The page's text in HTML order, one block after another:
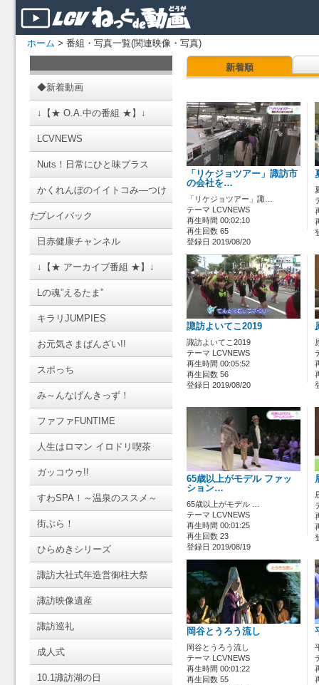
ホーム > 番組・写真一覧(関連映像・写真)
◆新着動画
↓【★ O.A.中の番組 ★】↓
LCVNEWS
Nuts！日常にひと味プラス
かくれんぼのイイトコみ―つけ
たプレイバック
日赤健康チャンネル
↓【★ アーカイブ番組 ★】↓
Lの魂”えるたま”
キラリJUMPIES
お元気さまばんざい!!
スポっち
み～んなげんきっず！
ファファFUNTIME
人生はロマン イロドリ喫茶
ガッコウゥ!!
すわSPA！～温泉のススメ～
街ぶら！
ひらめきシリーズ
諏訪大社式年造営御柱大祭
諏訪映像遺産
諏訪巡礼
成人式
10.1諏訪湖の日
新着順
「リケジョツアー」諏訪市
の会社を…
「リケジョツアー」諏…
テーマ LCVNEWS
再生時間 00:02:10
再生回数 65
登録日 2019/08/20
諏訪よいてこ2019
諏訪よいてこ2019
テーマ LCVNEWS
再生時間 00:05:52
再生回数 56
登録日 2019/08/20
65歳以上がモデル ファッ
ション…
65歳以上がモデル …
テーマ LCVNEWS
再生時間 00:01:25
再生回数 23
登録日 2019/08/19
岡谷とうろう流し
岡谷とうろう流し
テーマ LCVNEWS
再生時間 00:01:22
再生回数 55